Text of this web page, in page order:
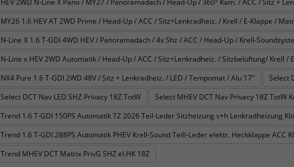
HEV 2WD N-Line X Pano / MY27 / Panoramadach / Head-Up / 360° Kam. / ACC / Sitz +
MY26 1.6 HEV AT 2WD Prime / Head-Up / ACC / Sitz+Lenkradheiz. / Krell / E-Klappe /
N-Line X 1.6 T-GDI 4WD HEV / Panoramadach / 4x Shz / ACC / Head-Up / Krell-
N-Line x HEV 2WD Automatik / Head-Up / ACC / Sitz+Lenkradheiz. / Sitzbelüftung/ Krell /
NX4 Pure 1.6 T-GDI 2WD 48V / Sitz + Lenkradheiz. / LED / Tempomat / Alu 17"
Select
Select DCT Nav LED SHZ Privacy 18Z TotW
Select MHEV DCT Nav Privacy 18Z TotW
Trend 1.6 T-GDI 150PS Automatik TZ 2026 Teil-Leder Sitzheizung v+h Lenkradheizung
Trend 1.6 T-GDI 288PS Automatik PHEV Krell-Sound Teill-Leder elektr. Heckklappe
Trend MHEV DCT Matrix PrivG SHZ el.HK 18Z